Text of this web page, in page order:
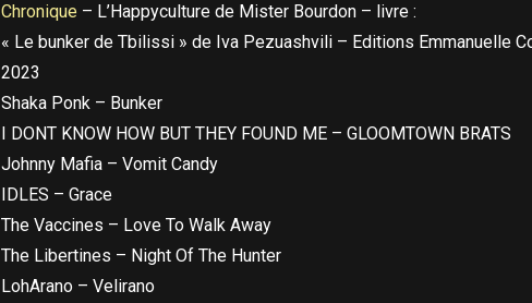
Chronique – L’Happyculture de Mister Bourdon – livre :
« Le bunker de Tbilissi » de Iva Pezuashvili – Editions Emmanuelle
2023
Shaka Ponk – Bunker
I DONT KNOW HOW BUT THEY FOUND ME – GLOOMTOWN BRATS
Johnny Mafia – Vomit Candy
IDLES – Grace
The Vaccines – Love To Walk Away
The Libertines – Night Of The Hunter
LohArano – Velirano